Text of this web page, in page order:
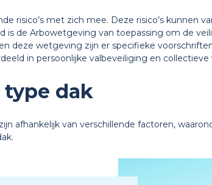
risico’s met zich mee. Deze risico’s kunnen
is de Arbowetgeving van toepassing om de
deze wetgeving zijn er specifieke
in persoonlijke valbeveiliging en collectieve
type dak
afhankelijk van verschillende factoren,